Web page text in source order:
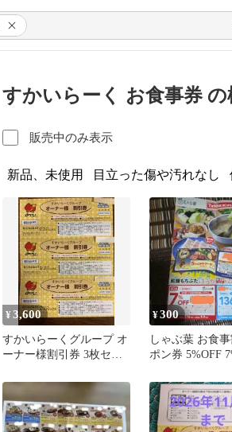
すかいらーく お食事券 の
販売中のみ表示
新品、未使用 目立った傷や汚れなし
¥3,600
すかいらーくグループ オ
ーナー様割引券 3枚セッ
¥300
しゃぶ葉 お食
ポン券 5%OFF